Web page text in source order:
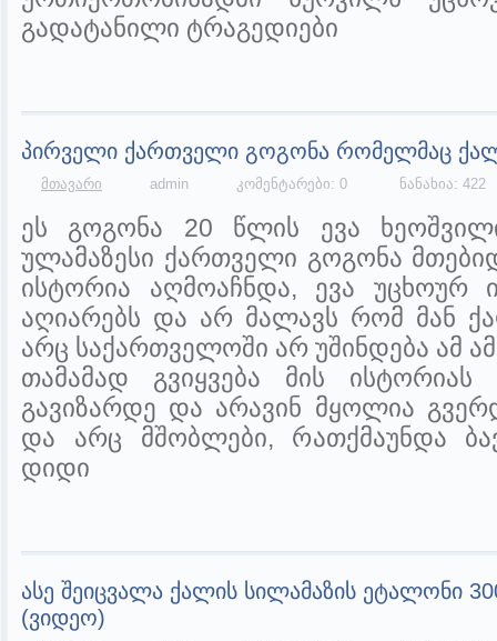
გადატანილი ტრაგედიები
პირველი ქართველი გოგონა რომელმაც
მთავარი admin კომენტარები: 0 ნანახია: 422
ეს გოგონა 20 წლის ევა
ულამაზესი ქართველი გოგონა
ისტორია აღმოაჩნდა, ევა უცხოურ
აღიარებს და არ მალავს რომ მან
არც საქართველოში არ უშინდება ამ
თამამად გვიყვება მის
გავიზარდე და არავინ მყოლია
და არც მშობლები, რათქმაუნდა
დიდი
ასე შეიცვალა ქალის სილამაზის ეტალონი
(ვიდეო)